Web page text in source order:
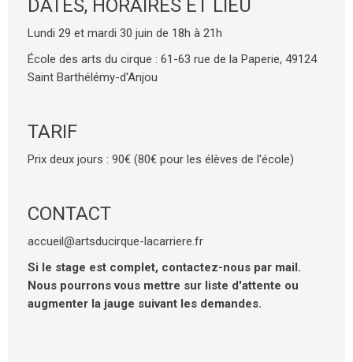
DATES, HORAIRES ET LIEU
Lundi 29 et mardi 30 juin de 18h à 21h
École des arts du cirque : 61-63 rue de la Paperie, 49124
Saint Barthélémy-d'Anjou
TARIF
Prix deux jours : 90€ (80€ pour les élèves de l'école)
CONTACT
accueil@artsducirque-lacarriere.fr
Si le stage est complet, contactez-nous par mail.
Nous pourrons vous mettre sur liste d'attente ou
augmenter la jauge suivant les demandes.